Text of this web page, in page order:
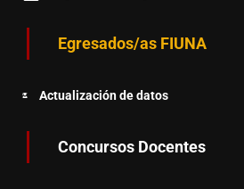
Egresados/as FIUNA
Actualización de datos
Concursos Docentes